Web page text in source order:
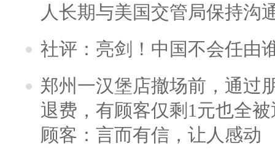
人长期与美国交管局保持沟
社评：亮剑！中国不会任由
郑州一汉堡店撤场前，通过
退费，有顾客仅剩1元也全
顾客：言而有信，让人感动